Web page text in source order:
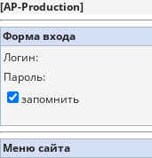
[AP-Production]
Форма входа
Логин:
Пароль:
запомнить
Меню сайта